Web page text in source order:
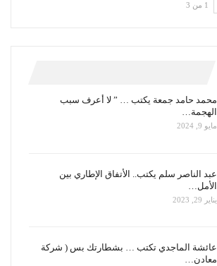
1 من 3
محمد حامد جمعة يكتب … ” لا أعرف سبب
الهجمة…
مايو 9, 2024
عبد الناصر سلم يكتب.. الأتفاق الإطاري بين
الأمل…
يناير 29, 2023
عائشة الماجدي تكتب … بشطارتك بس ( شركة
معادن…